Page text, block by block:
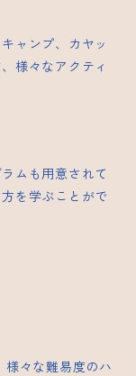
ャンプ、カヤッ
様々なアクティ
ムも用意されて
を学ぶことがで
様々な難易度のハ